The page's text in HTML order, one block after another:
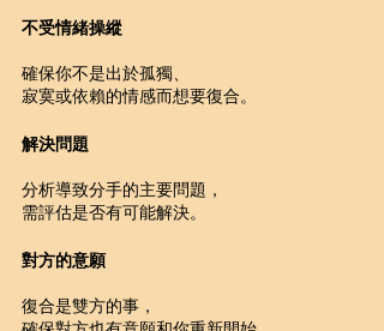
不受情緒操縱
確保你不是出於孤獨、
寂寞或依賴的情感而想要復合。
解決問題
分析導致分手的主要問題，
需評估是否有可能解決。
對方的意願
復合是雙方的事，